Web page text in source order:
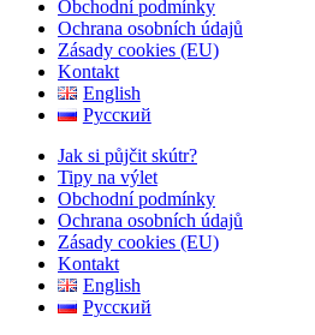
Obchodní podmínky
Ochrana osobních údajů
Zásady cookies (EU)
Kontakt
English
Русский
Jak si půjčit skútr?
Tipy na výlet
Obchodní podmínky
Ochrana osobních údajů
Zásady cookies (EU)
Kontakt
English
Русский